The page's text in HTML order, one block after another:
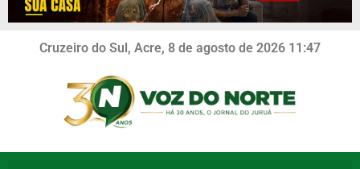
Cruzeiro do Sul, Acre, 8 de agosto de 2026 11:47